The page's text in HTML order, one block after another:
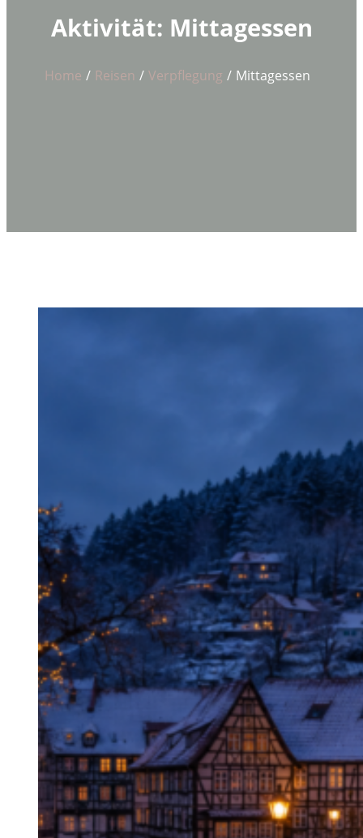
Aktivität: Mittagessen
Home Reisen Verpflegung Mittagessen